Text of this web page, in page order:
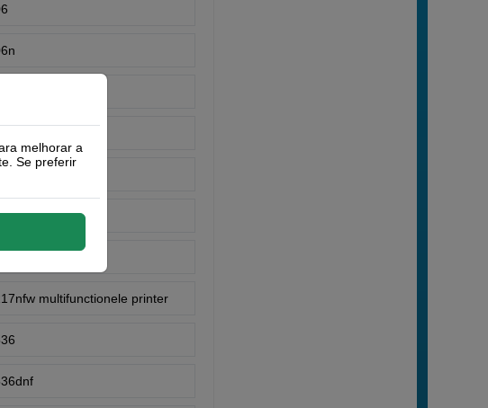
multifunctionele printer
melhorar a
Se preferir